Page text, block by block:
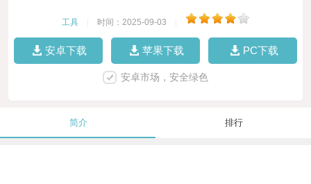
工具 时间：2025-09-03
安卓下载 苹果下载 PC下载
安卓市场，安全绿色
简介 排行